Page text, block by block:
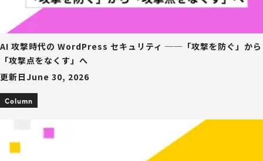
AI 攻撃時代の WordPress セキュリティ ──「攻撃を防ぐ」から
「攻撃点をなくす」へ
更新日 June 30, 2026
Column